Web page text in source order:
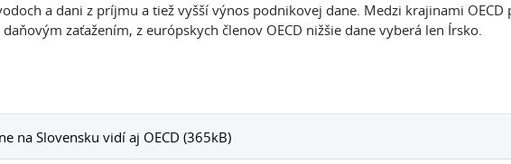
a dani z príjmu a tiež vyšší výnos podnikovej dane. Medzi krajinami
zaťažením, z európskych členov OECD nižšie dane vyberá len Írsko.
na Slovensku vidí aj OECD (365kB)